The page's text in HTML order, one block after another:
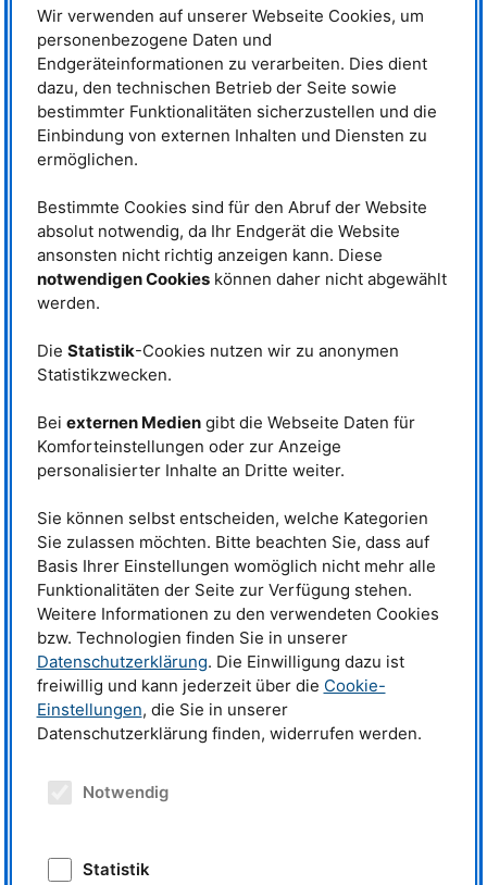
Blick in das Innere von SAPHiR. ©
Wenzel Schürmann / FRM II, TUM
FRM II, es ist jedoch bereits
hohem Druck und hoher
Temperatur durchzuführen.
„Mit einer Presskraft von 2400 Tonnen kann SAPHiR eine Probe auf einen
Druck von 15 Gigapascal (GPa) und über 2000 °C bringen“, erläutert
Walte. „Das ist mehr als das Doppelte des Drucks, der benötigt wird, um
Graphit in Diamant verwandeln.“ Um die Kollision zweier Himmelskörper
1300°C.
Einschlag eines kleinen Asteroiden auf
einen größeren Asteroiden. Während des
Einschlags vermischt sich
geschmolzenes Eisen aus dem Kern des
Reiner Müller
Wie entstehen Pallasite?
Bis vor kurzem glaubte man, dass
Pallasite aus der Grenze zwischen
Eisenkern und Gesteinsmantel
neueren Theorie zufolge
entstehen Pallasite näher an der
Bei dem Einschlag vermischt sich
geschmolzenes Eisen aus dem
Kern des Projektils mit dem
Mutterkörpers.
Die durchgeführten Experimente bestätigten jetzt die Einschlagshypothese.
Eine weitere Voraussetzung für die Bildung von Pallasiten ist, dass sich
Eisenkern und Gesteinsmantel des Asteroiden zuvor teilweise getrennt
Dies geschah kurz nach seiner Entstehung vor etwa 4,5 Milliarden Jahren.
In dieser Zeit heizte sich der Asteroid auf, bis die dichteren metallischen
Bestandteile aufschmolzen und zum Zentrum des Himmelskörpers
absanken.
Die entscheidende Erkenntnis der Studie ist, dass beide Prozesse, die
Erkenntnisse über die
„Allgemein sind Meteoriten die
Wir verwenden auf unserer Webseite Cookies, um
personenbezogene Daten und
Endgeräteinformationen zu verarbeiten. Dies dient
dazu, den technischen Betrieb der Seite sowie
bestimmter Funktionalitäten sicherzustellen und die
Einbindung von externen Inhalten und Diensten zu
ermöglichen.
Bestimmte Cookies sind für den Abruf der Website
absolut notwendig, da Ihr Endgerät die Website
ansonsten nicht richtig anzeigen kann. Diese
notwendigen Cookieskönnen daher nicht abgewählt
werden.
Die Statistik-Cookies nutzen wir zu anonymen
Statistikzwecken.
Bei externen Mediengibt die Webseite Daten für
Komforteinstellungen oder zur Anzeige
personalisierter Inhalte an Dritte weiter.
Sie können selbst entscheiden, welche Kategorien
Sie zulassen möchten. Bitte beachten Sie, dass auf
Basis Ihrer Einstellungen womöglich nicht mehr alle
Funktionalitäten der Seite zur Verfügung stehen.
Weitere Informationen zu den verwendeten Cookies
bzw. Technologien finden Sie in unserer
Datenschutzerklärung. Die Einwilligung dazu ist
freiwillig und kann jederzeit über die Cookie-
Einstellungen, die Sie in unserer
Datenschutzerklärung finden, widerrufen werden.
Notwendig
Statistik